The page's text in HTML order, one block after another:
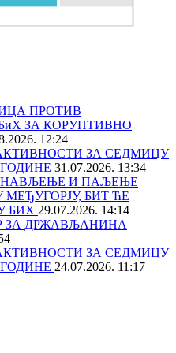
ПРОТИВ
ЗА КОРУПТИВНО
12:24
ЗА СЕДМИЦУ
ГОДИНЕ 31.07.2026. 13:34
И ПАЉЕЊЕ
МЕЂУГОРЈУ, БИТ ЋЕ
БИХ 29.07.2026. 14:14
ЗА ДРЖАВЉАНИНА
ЗА СЕДМИЦУ
ГОДИНЕ 24.07.2026. 11:17